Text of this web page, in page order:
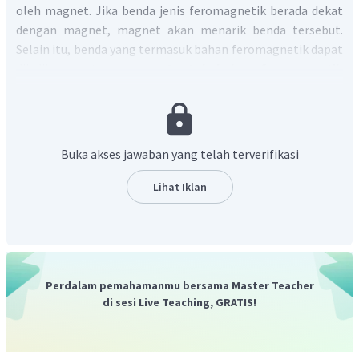
oleh magnet. Jika benda jenis feromagnetik berada dekat
dengan magnet, magnet akan menarik benda tersebut.
Selain itu, benda yang termasuk bahan feromagnetik dapat
Dengan demikian, logam yang termasuk feromagnetik
Buka akses jawaban yang telah terverifikasi
Lihat Iklan
Perdalam pemahamanmu bersama Master Teacher
di sesi Live Teaching, GRATIS!